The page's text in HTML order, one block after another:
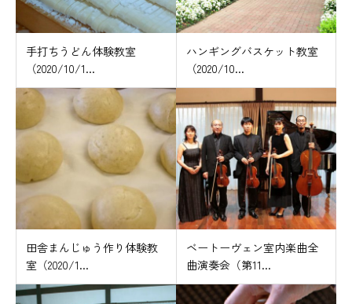
手打ちうどん体験教室
（2020/10/1...
ハンギングバスケット教室
（2020/10...
田舎まんじゅう作り体験教
室（2020/1...
ベートーヴェン室内楽曲全
曲演奏会（第11...